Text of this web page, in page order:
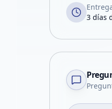
3 días